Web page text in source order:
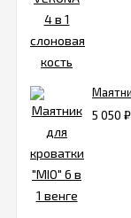
5 050 ₽